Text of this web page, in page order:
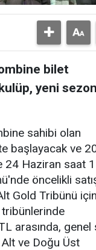
bilet
yeni sezon
sahibi olan
başlayacak ve
24 Haziran saat
öncelikli
Gold Tribünü
tribünlerinde
arasında, genel
ve Doğu Üst